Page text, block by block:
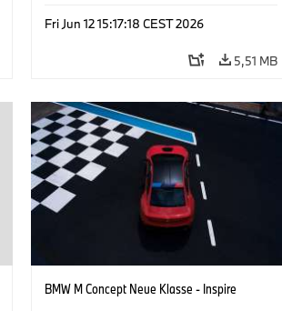
Fri Jun 12 15:17:18 CEST 2026
5,51 MB
BMW M Concept Neue Klasse - Inspire